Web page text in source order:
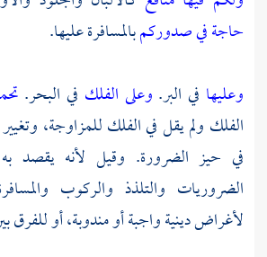
حاجة في صدوركمبالمسافرة عليها.
وعليها في البر. وعلى الفلك في البحر.
الفلك ولم يقل في الفلك للمزاوجة،
في حيز الضرورة. وقيل لأنه يقصد
الضروريات والتلذذ والركوب
لأغراض دينية واجبة أو مندوبة، أو للفرق